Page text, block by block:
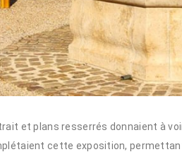
et plans resserrés donnaient à
cette exposition,